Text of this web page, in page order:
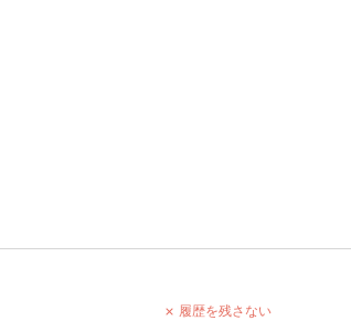
履歴を残さない